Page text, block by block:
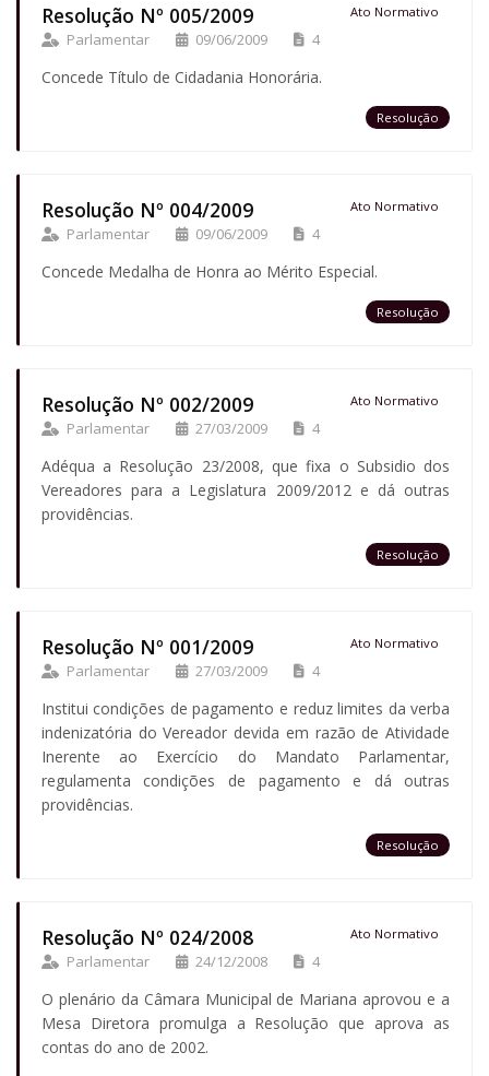
Resolução Nº 005/2009 Ato Normativo
Parlamentar 09/06/2009 4
Concede Título de Cidadania Honorária.
Resolução
Resolução Nº 004/2009 Ato Normativo
Parlamentar 09/06/2009 4
Concede Medalha de Honra ao Mérito Especial.
Resolução
Resolução Nº 002/2009 Ato Normativo
Parlamentar 27/03/2009 4
Adéqua a Resolução 23/2008, que fixa o Subsidio dos
Vereadores para a Legislatura 2009/2012 e dá outras
providências.
Resolução
Resolução Nº 001/2009 Ato Normativo
Parlamentar 27/03/2009 4
Institui condições de pagamento e reduz limites da verba
indenizatória do Vereador devida em razão de Atividade
Inerente ao Exercício do Mandato Parlamentar,
regulamenta condições de pagamento e dá outras
providências.
Resolução
Resolução Nº 024/2008 Ato Normativo
Parlamentar 24/12/2008 4
O plenário da Câmara Municipal de Mariana aprovou e a
Mesa Diretora promulga a Resolução que aprova as
contas do ano de 2002.